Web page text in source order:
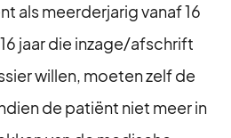
als meerderjarig vanaf 16
jaar die inzage/afschrift
willen, moeten zelf de
de patiënt niet meer in